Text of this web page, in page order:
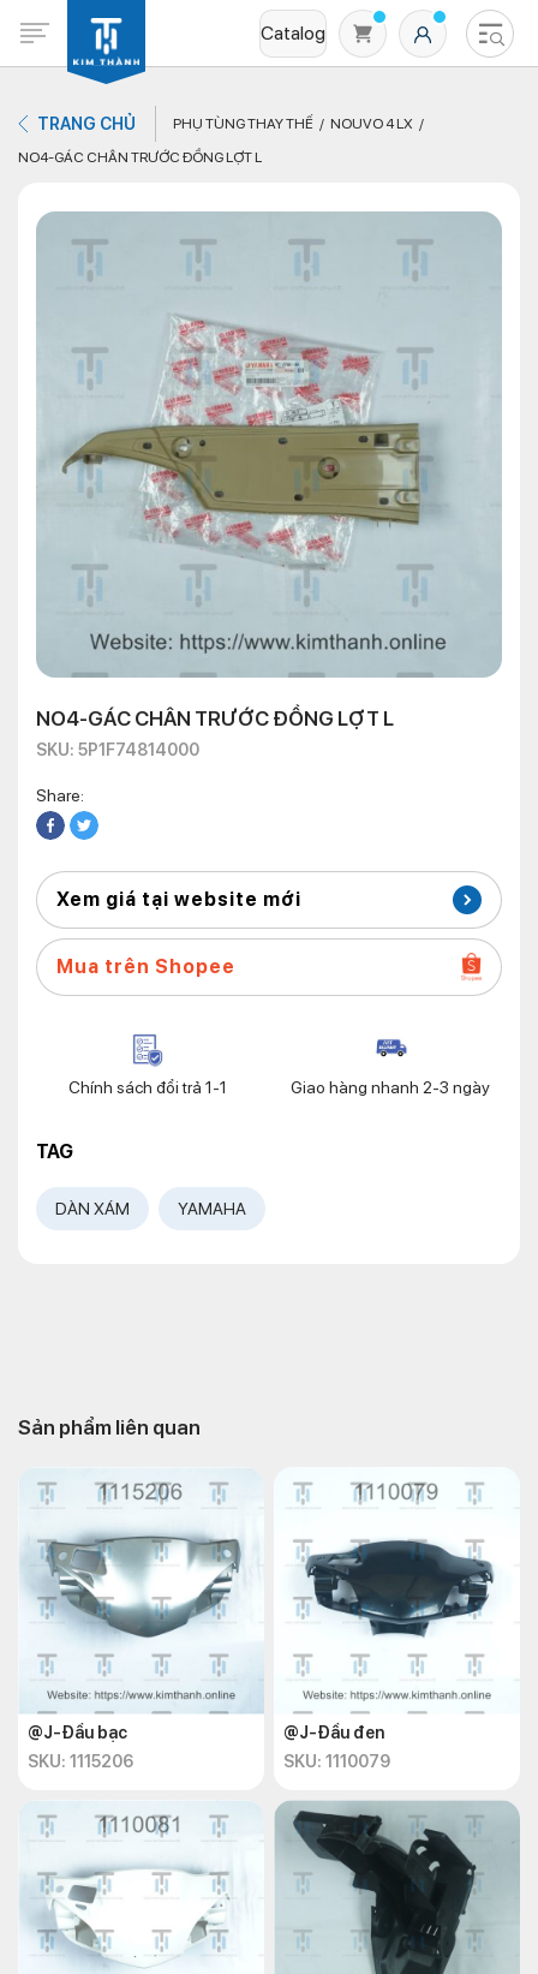
Catalog
Không có sản phẩm nào trong giỏ hàng
TRANG CHỦ PHỤ TÙNG THAY THẾ
NOUVO 4 LX
NO4-GÁC CHÂN TRƯỚC ĐỒNG LỢT L
NO4-GÁC CHÂN TRƯỚC ĐỒNG LỢT L
SKU: 5P1F74814000
Share:
Xem giá tại website mới
Mua trên Shopee
Chính sách đổi trả 1-1 Giao hàng nhanh 2-3 ngày
TAG
DÀN XÁM YAMAHA
Sản phẩm liên quan
@J-Đầu bạc
SKU: 1115206
@J-Đầu đen
SKU: 1110079